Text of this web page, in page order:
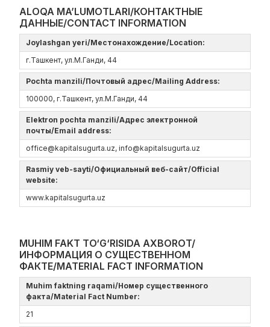
ALOQA MA’LUMOTLARI/КОНТАКТНЫЕ
ДАННЫЕ/CONTACT INFORMATION
Joylashgan yeri/Местонахождение/Location:
г.Ташкент, ул.М.Ганди, 44
Pochta manzili/Почтовый адрес/Mailing Address:
100000, г.Ташкент, ул.М.Ганди, 44
Elektron pochta manzili/Адрес электронной
почты/Email address:
offiсe@kapitalsugurta.uz, info@kapitalsugurta.uz
Rasmiy veb-sayti/Официальный веб-сайт/Official
website:
www.kapitalsugurta.uz
MUHIM FAKT TO‘G‘RISIDA AXBOROT/
ИНФОРМАЦИЯ О СУЩЕСТВЕННОМ
ФАКТЕ/MATERIAL FACT INFORMATION
Muhim faktning raqami/Номер существенного
факта/Material Fact Number:
21